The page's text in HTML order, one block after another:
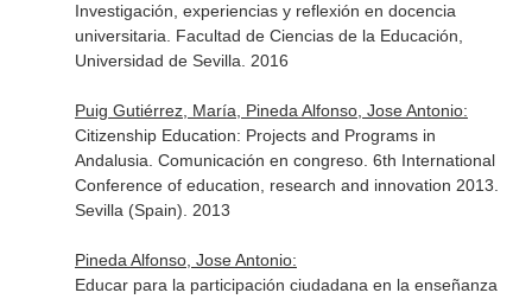
Investigación, experiencias y reflexión en docencia
universitaria. Facultad de Ciencias de la Educación,
Universidad de Sevilla. 2016
Puig Gutiérrez, María, Pineda Alfonso, Jose Antonio:
Citizenship Education: Projects and Programs in
Andalusia. Comunicación en congreso. 6th International
Conference of education, research and innovation 2013.
Sevilla (Spain). 2013
Pineda Alfonso, Jose Antonio:
Educar para la participación ciudadana en la enseñanza